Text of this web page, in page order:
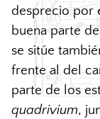
desprecio por
buena parte
se sitúe
frente al del
parte de los
quadrivium,